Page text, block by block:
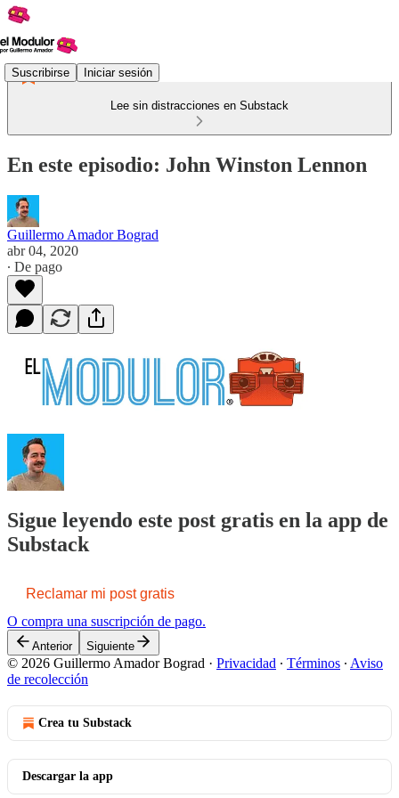
Suscribirse Iniciar sesión
Lee sin distracciones en Substack
En este episodio: John Winston Lennon
Guillermo Amador Bograd
abr 04, 2020
∙ De pago
Sigue leyendo este post gratis en la app de
Substack
Reclamar mi post gratis
O compra una suscripción de pago.
Anterior Siguiente
© 2026 Guillermo Amador Bograd · Privacidad ∙ Términos ∙ Aviso
de recolección
Crea tu Substack
Descargar la app